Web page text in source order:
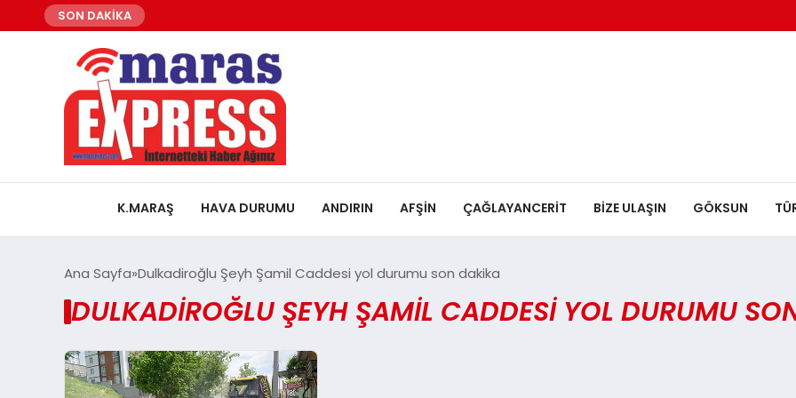
SON DAKİKA
K.MARAŞ HAVA DURUMU ANDIRIN AFŞİN ÇAĞLAYANCERİT BİZE ULAŞIN GÖKSUN
Ana Sayfa Dulkadiroğlu Şeyh Şamil Caddesi yol durumu son dakika
DULKADIROĞLU ŞEYH ŞAMIL CADDESI YOL DURUMU